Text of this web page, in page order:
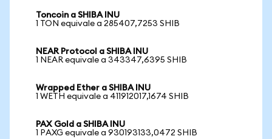
Toncoin a SHIBA INU
1 TON equivale a 285407,7253 SHIB
NEAR Protocol a SHIBA INU
1 NEAR equivale a 343347,6395 SHIB
Wrapped Ether a SHIBA INU
1 WETH equivale a 411912017,1674 SHIB
PAX Gold a SHIBA INU
1 PAXG equivale a 930193133,0472 SHIB